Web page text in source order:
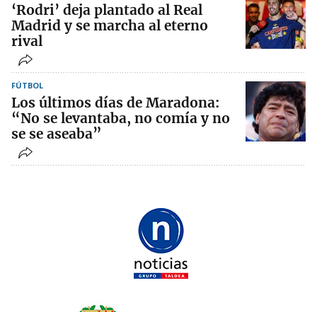
‘Rodri’ deja plantado al Real
Madrid y se marcha al eterno
rival
FÚTBOL
Los últimos días de Maradona:
“No se levantaba, no comía y no
se se aseaba”